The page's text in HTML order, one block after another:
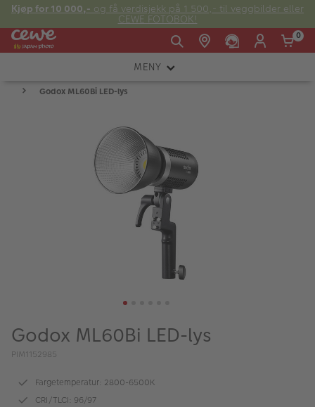
Kjøp for 10 000,- og få verdisjekk på 1 500,- til veggbilder eller
CEWE FOTOBOK!
Fre:
E-post:
kundeservice@japanphoto.no
0
MENY
KAMERA
Kampanjer
Merker
Godox ML60Bi LED-lys
Godox ML60Bi LED-lys
PIM1152985
Fargetemperatur: 2800-6500K
CRI/TLCI: 96/97